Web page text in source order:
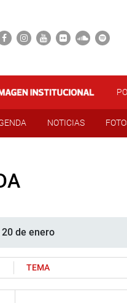
NOTICIAS
de enero
TEMA